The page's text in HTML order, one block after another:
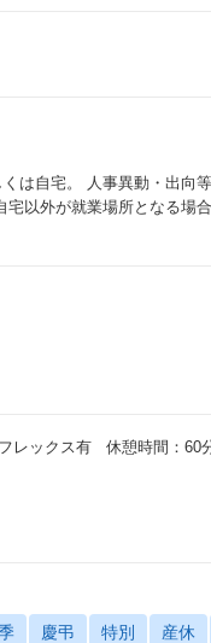
は自宅。 人事異動・出向
以外が就業場所となる場合
レックス有 休憩時間：60
慶弔 特別 産休